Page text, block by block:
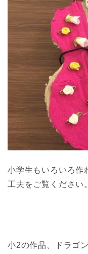
小学生もいろいろ作
工夫をご覧ください。
小2の作品、ドラゴ